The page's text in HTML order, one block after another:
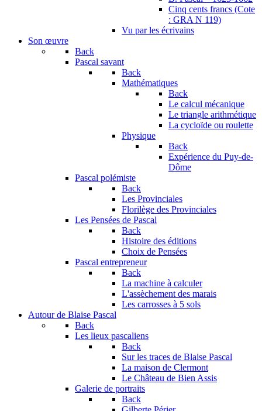
Cinq cents francs (Cote
: GRA N 119)
Vu par les écrivains
Son œuvre
Back
Pascal savant
Back
Mathématiques
Back
Le calcul mécanique
Le triangle arithmétique
La cycloïde ou roulette
Physique
Back
Expérience du Puy-de-
Dôme
Pascal polémiste
Back
Les Provinciales
Florilège des Provinciales
Les Pensées de Pascal
Back
Histoire des éditions
Choix de Pensées
Pascal entrepreneur
Back
La machine à calculer
L'assèchement des marais
Les carrosses à 5 sols
Autour de Blaise Pascal
Back
Les lieux pascaliens
Back
Sur les traces de Blaise Pascal
La maison de Clermont
Le Château de Bien Assis
Galerie de portraits
Back